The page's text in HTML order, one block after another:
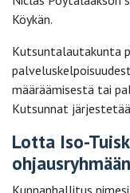
Köykän.
Kutsuntalautakunta
määräämisestä tai
Kutsunnat
Lotta Iso-
ohjausryhmään
Kunnanhallitus